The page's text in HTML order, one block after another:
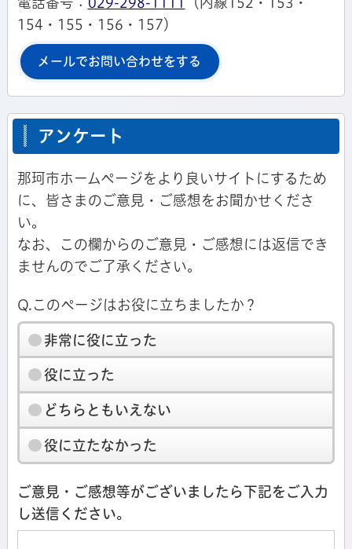
154・155・156・157）
メールでお問い合わせをする
アンケート
那珂市ホームページをより良いサイトにするため
に、皆さまのご意見・ご感想をお聞かせくださ
い。
なお、この欄からのご意見・ご感想には返信でき
ませんのでご了承ください。
Q.このページはお役に立ちましたか？
非常に役に立った
役に立った
どちらともいえない
役に立たなかった
ご意見・ご感想等がございましたら下記をご入力
し送信ください。